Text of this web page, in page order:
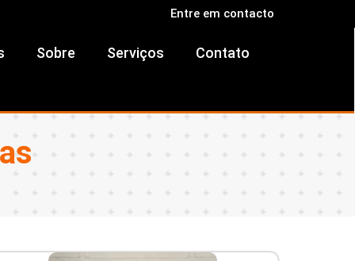
Entre em contacto
Sobre Serviços Contato